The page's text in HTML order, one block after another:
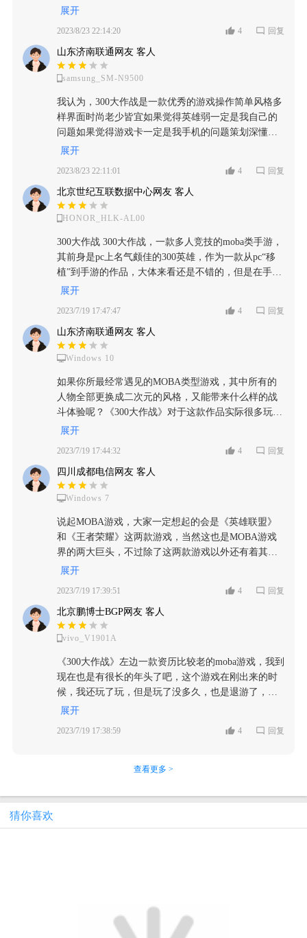
然没有被改动，偶尔有的话幅度也是很小的一些微
调，给人一种做做样子的感觉。 本以为这对于我们老
太离谱了。我们暂且不谈它的氪金力度，比如说一个
英雄要几百块？我们先来谈他的程度。我拿出来的老
线推塔的时候，而我的队友开始打架，那就是他一个
人追着我，剩下来4个队友乱杀。防御塔机制跟假的一
样，对面进出都没怎么掉血？这就变成了我一个人的
顺风，而队友4个人的逆风。还有就是队友的话，他对
于300大作战里面的装备是不熟悉的，什么时候什么情
较心急，有时候也会指挥他们去干嘛干嘛，但是我不
可能就是一直去关注每一个人的出装啊，我自己也要
带线打团的，所以赢的话就很难很难。打新英雄的话
难度就很高。主要还是他们的强度太高了。所以我想
告诉大家的是，如果你是一个新手，我是不建议入300
大作战的坑的。 最后一点的话，是我个人特别讨厌的
一点他的服务器是域外的，然后呢就导一下环境反应
从去年年初进行版本更新的话，虽然我是比较幸运
的，我的一些老英雄都是排在库里的，但是以前的那
些货币啊，充值啊，很多的一些东西在背包里面是几
乎清完了。只剩下一些可能就是他漏山的一些留作纪
念的东西还在。这对于我们作为老玩家来说的话，打
击是非常大的，我存的那些东西都没了，而且我的投
注的时间心血就这么的，因为一个版本更新没了。说
大作战有什么看法？如果你是萌新。我不建议你去玩
300大作战这一款游戏。如果你是和我一样的老玩家。
有什么想法欢迎在下方和我留言。
版本就彻彻底底就是一坨尸米～(TロT)σ而现在还在坚
然我也是那一个被誉为适格者的拉屎人( ‵□′)（2023年8
月18号新加，跳跃有史以来送的最多的一次周年庆奖
励痛并快乐着，我还是跳跃的狗(ˉ▽ˉ)）（8月21号杰克
斯的马由我来守护，我是ty的苟！）
展开
2023/8/23 22:14:20 4 回复
山东济南联通网友 客人
samsung_SM-N9500
我认为，300大作战是一款优秀的游戏操作简单风格多
样界面时尚老少皆宜如果觉得英雄弱一定是我自己的
问题如果觉得游戏卡一定是我手机的问题策划深懂玩
家内心与玩家同为一心是游戏中的豪杰​，维护时间长
戏战场模式挂机为了保护玩家的双眼，不仅如此官方
还大量更新可爱角色美丽皮肤，活动奖励丰富又不
肝，每个池都有保底非酋体验极好，是手游之鉴，游
戏界面非常整洁，角色立绘十分可爱，神器获得难度
也特别简单，游戏体验非常好。打不了排位都是我手
和脑子不配，升不了段位都是玩家素质风水不好，掉
线是我家路由器没买对，款游戏没有任何缺点！
展开
2023/8/23 22:11:01 4 回复
北京世纪互联数据中心网友 客人
HONOR_HLK-AL00
300大作战 300大作战，一款多人竞技的moba类手游，
其前身是pc上名气颇佳的300英雄，作为一款从pc“移
植”到手游的作品，大体来看还是不错的，但是在手游
市场上完全比不过lol，王者荣耀这些高人气高质量
Moba类游戏的流程十分简单，此处以5v5为例，选择
自己的英雄，操作自己的英雄在三条道路进行活动，
在个人技能和装备的加持下，随着士兵的步伐，去摧
毁对手的防御塔，并摧毁最后的主基地（水晶）来达
成游戏的胜利条件，moba类游戏的共性很多，300大作
战唯一的显著点就是他的英雄选择数量，300个英雄确
确实实，选择性非常的大，一定程度上丰富了玩家的
动漫角色，让我印象最深刻的就是葫芦娃了，想起来
还挺好笑的。对于角色的细节塑造我觉得还是挺不错
的，每个角色都有自己独特的美感。皮肤设计也具有
独特的韵味，不是单纯的戳人xp（也不排除皮肤圈钱
的可能） 作为一款moba游戏，平衡性当然是首要的，
么以一当十的离谱英雄的存在。但是抛开游戏本身关
于玩家的水平上的问题，真正影响到游戏体验感和平
衡性的就是外挂问题和挂机问题，这里就不得不吐槽
一下游戏的举报机制了，不同于那些举报杳无音信的
游戏，300大作战可以说是诠释了什么叫做“积极”只要
有人举报你，无论你是否存在违规行为，都会被进行
封号或者其他处罚，玩个游戏吧自己的账号掌握在他
人手中，别人一不高兴就把你举办了，你也没处伸
接着继续摆烂。面对如此窘迫的游戏环境，除了退
游，或者和朋友们组个5v5开房间，就没什么别的选择
了。 关于游戏的优化，也可以说是槽点满满，网络问
题也不是一次两次了，偶尔出现一次还能理解，毕竟
设备和网络的差异是客观事实，但是循返往复，而且
时候，突然就开始看起了ppt，是个人也会难受啊，优
的体验就基本断定游戏的下坡路。 游戏的画面可以说
人入胜的还是他优秀的美术设计和角色的多种多样，
很打程度上吸引了不少的玩家，热爱动漫的各个ACG
展开
2023/7/19 17:47:47 4 回复
山东济南联通网友 客人
Windows 10
如果你所最经常遇见的MOBA类型游戏，其中所有的
人物全部更换成二次元的风格，又能带来什么样的战
斗体验呢？《300大作战》对于这款作品实际很多玩家
都非常的熟悉，在当时也拥有不少的好口碑，的确开
也逐渐越来越多，甚至其中所大量制作的角色所展现
的平衡性问题也非常的严重，如果真的谈得上这款游
戏是一个老IP的话，只能说从现在的现状来看，还有
环境的运营状态基本都非常的一般。 300大作战原名
是300英雄，可以说是300英雄，为了迎合当下的市场
推出的一款手游作品，如果真正要进行上架，这款手
游肯定也要拥有规定的版号和正式的上市手段，对于
那就是通过各式各样我们所熟悉的动漫人物制作出来
的模型加入游戏当中，这种方式肯定有非常多的玩家
会产生很大的疑点，毕竟要进行添加，这些人物肯定
是需要规定的版权要求，才能真正的做到游戏当中，
但是对于300英雄当初可以说并不用害怕，毕竟并没有
益，这也让这些二次元类型的玩家选择了一款属于自
己的MOBA游戏，虽然说在当时很成功，但是从现在
来看英雄越多，对于该游戏厂商需要把握的平衡要求
也就越高，这一点我觉得这款作品却没有真正的做
到，导致互相玩家所体验的过程非常的稀烂，甚至也
所运营的过程也非常有问题。 而且对比于之前的300
型的获取，也就意味着玩家索要获得这些角色必须在
规定的活动时间之内购买才能进行使用，这也就意味
展开
2023/7/19 17:44:32 4 回复
四川成都电信网友 客人
Windows 7
说起MOBA游戏，大家一定想起的会是《英雄联盟》
和《王者荣耀》这两款游戏，当然这也是MOBA游戏
界的两大巨头，不过除了这两款游戏以外还有着其他
的MOBA游戏，就比如这款《300大作战》就是一款
前面两款游戏比肩，但是游戏也还算可以发展的是二
次元方向，尤其是各种角色我感觉做的确实挺不错
的，可以戳到大部分的xp上面，模型也比较的精致。
不过这款游戏也和大部分MOBA游戏一样，有抄袭
《英雄联盟》的地方，真的就英雄联盟成了许多
MOBA游戏不抄就对不起的地步了呗，虽然说大部分
MOBA游戏的玩法上面都很相似，也不太好做出什么
搬。 游戏打的基础玩法依旧还是那种MOBA游戏的玩
法，五位玩家在一张分为三路和两片野区的地图上面
家然后去推塔，直到推掉水晶获得胜利。 不过这个游
技感，地面上都是那些各种有金属感和配色的地面和
觉这样很不公平吧，至少对于挂机回来的玩家来说真
的要么别挂机，要么就别回来了，等级难以追上，经
展开
2023/7/19 17:39:51 4 回复
北京鹏博士BGP网友 客人
vivo_V1901A
《300大作战》左边一款资历比较老的moba游戏，我到
现在也是有很长的年头了吧，这个游戏在刚出来的时
候，我还玩了玩，但是玩了没多久，也是退游了，中
间相隔两三年，也是重新下载，但是已然没有以前的
槽点，甚至已然影响到基本玩家的游玩体验 首先，游
最纯粹，最丰满的，随着同时期moba游戏的逐渐爆
战》也渐渐走上了荧幕之中，随着游戏的不断爆火，
不看队友，直接往上硬冲，还怪你没有跟上他，并且
问候父母的那种，而且举报也得不到什么实质性的惩
展开
2023/7/19 17:38:59 4 回复
查看更多 >
猜你喜欢